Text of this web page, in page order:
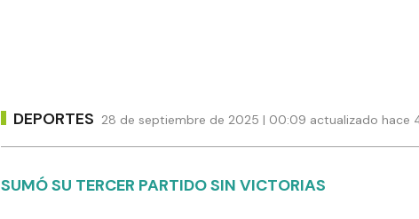
DEPORTES 28 de septiembre de 2025 | 00:09 actualizado hace
SUMÓ SU TERCER PARTIDO SIN VICTORIAS